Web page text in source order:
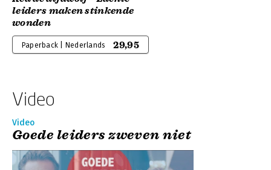
leiders maken stinkende
wonden
Paperback | Nederlands 29,95
Video
Video
Goede leiders zweven niet